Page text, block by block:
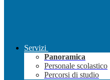
Servizi
Panoramica
Personale scolastico
Percorsi di studio